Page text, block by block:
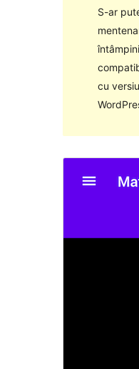
S-ar
cu